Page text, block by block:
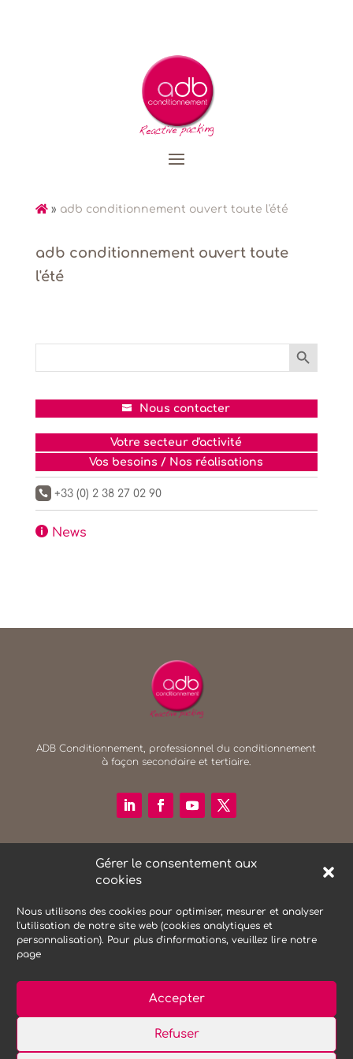
Gérer le consentement aux
cookies
Nous utilisons des cookies pour optimiser, mesurer et analyser
l'utilisation de notre site web (cookies analytiques et
personnalisation). Pour plus d'informations, veuillez lire notre
page
Accepter
Refuser
» adb conditionnement ouvert toute l'été
adb conditionnement ouvert toute
l'été
Search
Search Button
Nous contacter
Votre secteur d'activité
Vos besoins / Nos réalisations
 +33 (0) 2 38 27 02 90
News
ADB Conditionnement, professionnel du conditionnement
à façon secondaire et tertiaire.
RECHERCHER SUR LE SITE
Search Button
NEWSLETTER